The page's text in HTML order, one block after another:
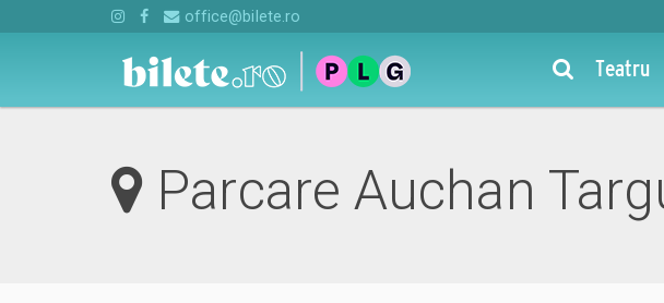
office@bilete.ro
Teatru
Parcare Auchan